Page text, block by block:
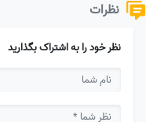
نظرات
نظر خود را به اشتراک بگذارید